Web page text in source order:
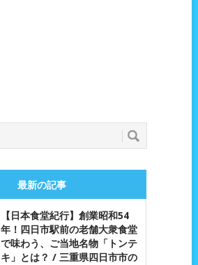
最新の記事
【日本食堂紀行】創業昭和54
年！四日市駅前の老舗大衆食堂
で味わう、ご当地名物「トンテ
キ」とは？ / 三重県四日市市の